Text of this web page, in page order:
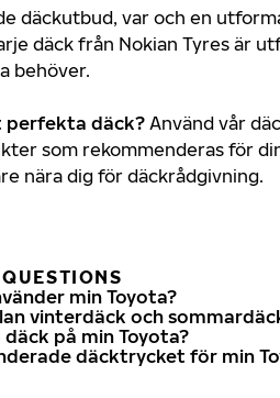
däckutbud, var och en
däck från Nokian Tyres är
behöver.
däck? Använd vår
som rekommenderas för
nära dig för däckrådgivning.
min Toyota?
vinterdäck och
på min Toyota?
däcktrycket för min